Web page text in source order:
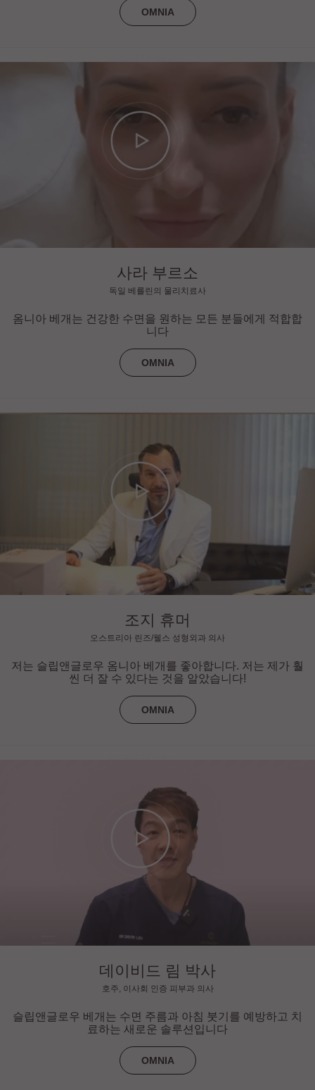
OMNIA
사라 부르소
독일 베를린의 물리치료사
옴니아 베개는 건강한 수면을 원하는 모든 분들에게 적합합
니다
OMNIA
조지 휴머
오스트리아 린즈/웰스 성형외과 의사
저는 슬립앤글로우 옴니아 베개를 좋아합니다. 저는 제가 훨
씬 더 잘 수 있다는 것을 알았습니다!
OMNIA
데이비드 림 박사
호주, 이사회 인증 피부과 의사
슬립앤글로우 베개는 수면 주름과 아침 붓기를 예방하고 치
료하는 새로운 솔루션입니다
OMNIA